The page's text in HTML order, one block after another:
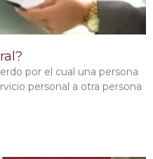
por el cual una persona
personal a otra persona